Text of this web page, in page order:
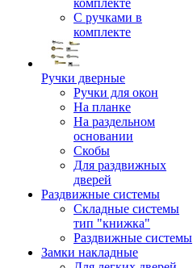
комплекте
С ручками в
комплекте
Ручки дверные
Ручки для окон
На планке
На раздельном
основании
Скобы
Для раздвижных
дверей
Раздвижные системы
Складные системы
тип "книжка"
Раздвижные системы
Замки накладные